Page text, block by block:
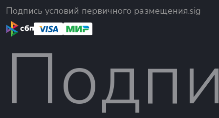
Подпись условий первичного размещения.sig